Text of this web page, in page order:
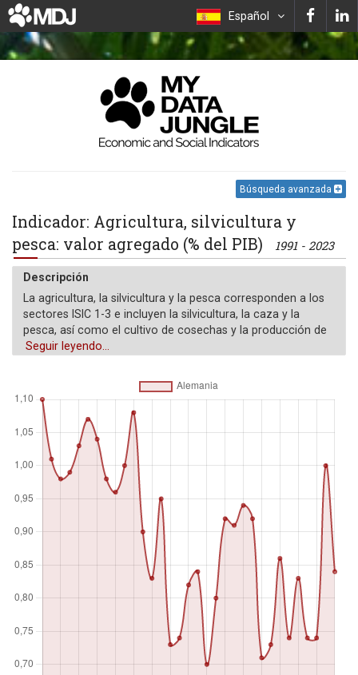
Español
Búsqueda avanzada
Indicador: Agricultura, silvicultura y
pesca: valor agregado (% del PIB)
1991 - 2023
Descripción
La agricultura, la silvicultura y la pesca corresponden a los
sectores ISIC 1-3 e incluyen la silvicultura, la caza y la
pesca, así como el cultivo de cosechas y la producción de
ganado. El valor añadido es la producción neta de un sector
insumos intermedios. Se calcula sin realizar deducciones
por la depreciación de bienes fabricados o el agotamiento
y la degradación de los recursos naturales.
Unidad de medida
Seguir leyendo...